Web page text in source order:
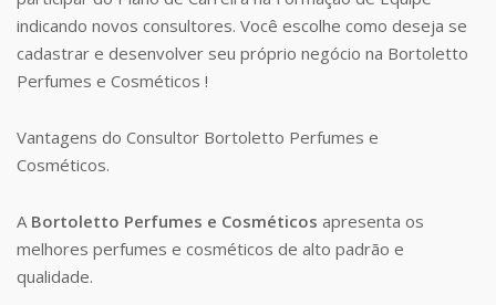
indicando novos consultores. Você escolhe como deseja se
cadastrar e desenvolver seu próprio negócio na Bortoletto
Perfumes e Cosméticos !
Vantagens do Consultor Bortoletto Perfumes e
Cosméticos.
A Bortoletto Perfumes e Cosméticos apresenta os
melhores perfumes e cosméticos de alto padrão e
qualidade.